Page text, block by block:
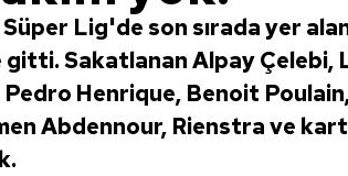
Süper Lig'de son sırada yer
gitti. Sakatlanan Alpay
Henrique, Benoit
Abdennour, Rienstra ve kart